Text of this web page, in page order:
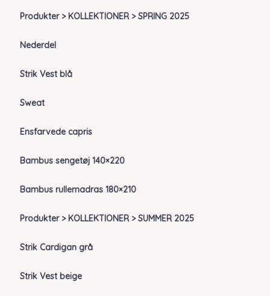
Produkter > KOLLEKTIONER > SPRING 2025
Nederdel
Strik Vest blå
Sweat
Ensfarvede capris
Bambus sengetøj 140×220
Bambus rullemadras 180×210
Produkter > KOLLEKTIONER > SUMMER 2025
Strik Cardigan grå
Strik Vest beige